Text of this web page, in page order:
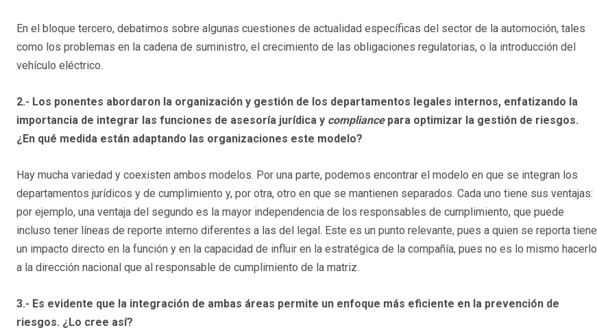
En el bloque tercero, debatimos sobre algunas cuestiones de actualidad específicas del sector de la automoción, tales
como los problemas en la cadena de suministro, el crecimiento de las obligaciones regulatorias, o la introducción del
vehículo eléctrico.
2.- Los ponentes abordaron la organización y gestión de los departamentos legales internos, enfatizando la
importancia de integrar las funciones de asesoría jurídica y compliancepara optimizar la gestión de riesgos.
¿En qué medida están adaptando las organizaciones este modelo?
Hay mucha variedad y coexisten ambos modelos. Por una parte, podemos encontrar el modelo en que se integran los
departamentos jurídicos y de cumplimiento y, por otra, otro en que se mantienen separados. Cada uno tiene sus ventajas:
por ejemplo, una ventaja del segundo es la mayor independencia de los responsables de cumplimiento, que puede
incluso tener líneas de reporte interno diferentes a las del legal. Este es un punto relevante, pues a quien se reporta tiene
un impacto directo en la función y en la capacidad de influir en la estratégica de la compañía, pues no es lo mismo hacerlo
a la dirección nacional que al responsable de cumplimiento de la matriz.
3.- Es evidente que la integración de ambas áreas permite un enfoque más eficiente en la prevención de
riesgos. ¿Lo cree así?